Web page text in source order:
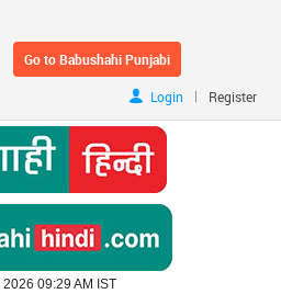
Go to Babushahi Punjabi
Login | Register
09:29 AM IST